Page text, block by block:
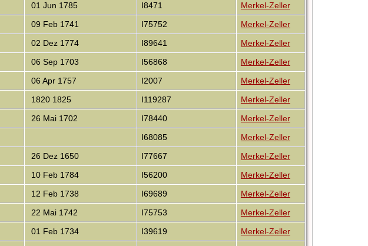
01 Jun 1785 I8471
Merkel-Zeller
09 Feb 1741 I75752
Merkel-Zeller
02 Dez 1774 I89641
Merkel-Zeller
06 Sep 1703 I56868
Merkel-Zeller
06 Apr 1757 I2007
Merkel-Zeller
1820 1825 I119287
Merkel-Zeller
26 Mai 1702 I78440
Merkel-Zeller
I68085
Merkel-Zeller
26 Dez 1650 I77667
Merkel-Zeller
10 Feb 1784 I56200
Merkel-Zeller
12 Feb 1738 I69689
Merkel-Zeller
22 Mai 1742 I75753
Merkel-Zeller
01 Feb 1734 I39619
Merkel-Zeller